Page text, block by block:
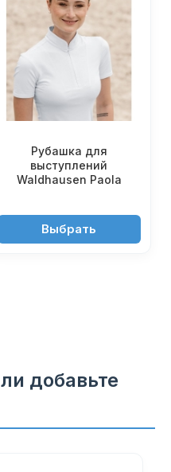
Рубашка для
выступлений
Waldhausen Paola
5'650 ₽Выбрать
добавьте